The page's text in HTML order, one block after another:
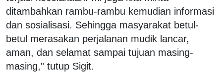
ditambahkan rambu-rambu kemudian informasi
dan sosialisasi. Sehingga masyarakat betul-
betul merasakan perjalanan mudik lancar,
aman, dan selamat sampai tujuan masing-
masing," tutup Sigit.